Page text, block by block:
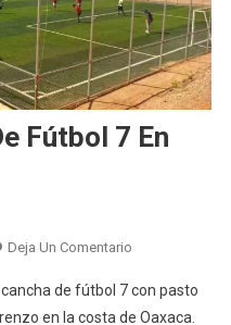
Fútbol 7 En
Deja Un ComentarioEn
Cancha
De
de fútbol 7 con pasto
en la costa de Oaxaca.